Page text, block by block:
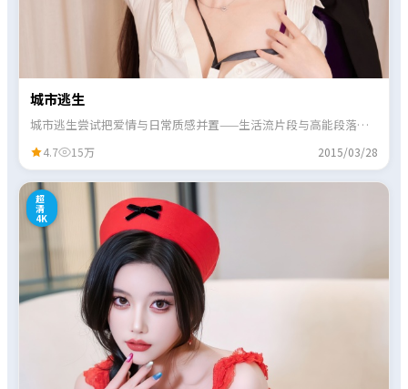
城市逃生
城市逃生尝试把爱情与日常质感并置——生活流片段与高能段落交
4.7 15万 2015/03/28
超
清
4K